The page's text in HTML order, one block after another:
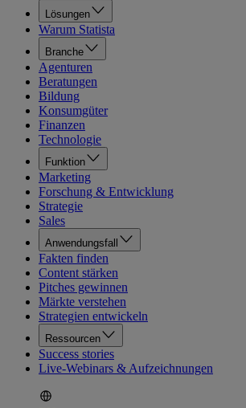
Lösungen
Warum Statista
Branche
Agenturen
Beratungen
Bildung
Konsumgüter
Finanzen
Technologie
Funktion
Marketing
Forschung & Entwicklung
Strategie
Sales
Anwendungsfall
Fakten finden
Content stärken
Pitches gewinnen
Märkte verstehen
Strategien entwickeln
Ressourcen
Success stories
Live-Webinars & Aufzeichnungen